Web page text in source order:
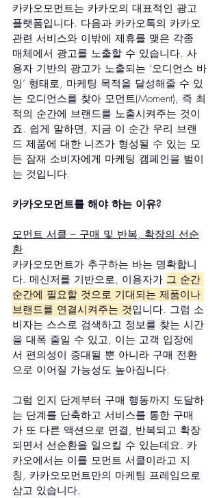
카카오모먼트는 카카오의 대표적인 광고
플랫폼입니다. 다음과 카카오톡의 카카오
관련 서비스와 이밖에 제휴를 맺은 각종
매체에서 광고를 노출할 수 있습니다. 사
용자 기반의 광고가 노출되는 ‘오디언스 바
잉’ 형태로, 마케팅 목적을 달성해줄 수 있
는 오디언스를 찾아 모먼트(Moment), 즉 최
적의 순간에 브랜드를 노출시켜주는 것이
죠. 쉽게 말하면, 지금 이 순간 우리 브랜
드 제품에 대한 니즈가 형성될 수 있는 모
든 잠재 소비자에게 마케팅 캠페인을 벌이
는 것입니다.
카카오모먼트를 해야 하는 이유?
모먼트 서클 – 구매 및 반복, 확장의 선순
환
카카오모먼트가 추구하는 바는 명확합니
다. 메신저를 기반으로, 이용자가 그 순간
순간에 필요할 것으로 기대되는 제품이나
브랜드를 연결시켜주는 것입니다. 그럼 소
비자는 스스로 검색하고 정보를 찾는 시간
을 대폭 줄일 수 있고, 이는 고객 입장에
서 편의성이 증대될 뿐 아니라 구매 전환
으로 이어질 가능성도 높아집니다.
그럼 인지 단계부터 구매 행동까지 도달하
는 단계를 단축하고 서비스를 통한 구매
가 또 다른 액션으로 연결, 반복되고 확장
되면서 선순환을 일으킬 수 있는데요. 카
카오에서는 이를 모먼트 서클이라고 지
칭, 카카오모먼트만의 마케팅 프레임으로
삼고 있습니다.